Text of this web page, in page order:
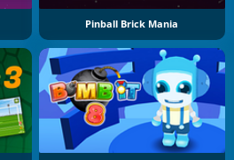
Pinball Brick Mania